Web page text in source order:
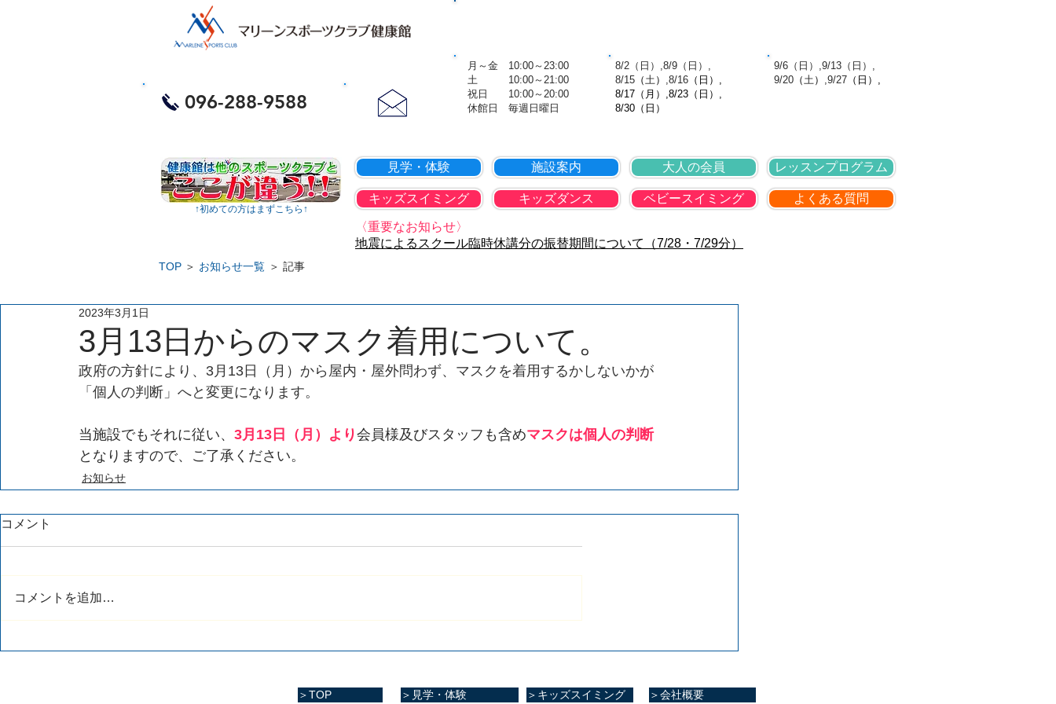
096-288-9588
​ 月～金 10:00～23:00
土 10:00～21:00
​ 祝日 10:00～20:00
​​ 休館日 毎週日曜日
​ 8/2（日）,8/9（日）,
8/15 （土） ,8/16 （日 ）,
8/17（月）,8/23（日）,
8/30（日）
​ 9/6（日）,9/13（日）,
9/20 （土） ,9/27 （日 ）,
↑​初めての方はまずこちら↑
見学・体験
キッズスイミング
施設案内
キッズダンス
大人の会員
ベビースイミング
レッスンプログラム
よくある質問
〈重要なお知らせ〉
地震によるスクール臨時休講分の振替期間について（7/28・7/29分）
TOP ＞ お知らせ一覧 ＞ 記事
3月13日からのマスク着用について。
2023年3月1日
政府の方針により、3月13日（月）から屋内・屋外問わず、マスクを着用するかしないかが
「個人の判断」へと変更になります。
当施設でもそれに従い、 3月13日（月）より会員様及びスタッフも含めマスクは個人の判断
となりますので、ご了承ください。
お知らせ
コメント
コメントを追加…
＞TOP
＞見学・体験
＞キッズスイミング
＞会社概要